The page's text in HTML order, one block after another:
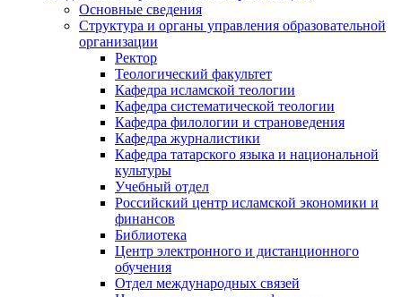
Основные сведения
Структура и органы управления образовательной
организации
Ректор
Теологический факультет
Кафедра исламской теологии
Кафедра систематической теологии
Кафедра филологии и страноведения
Кафедра журналистики
Кафедра татарского языка и национальной
культуры
Учебный отдел
Российский центр исламской экономики и
финансов
Библиотека
Центр электронного и дистанционного
обучения
Отдел международных связей